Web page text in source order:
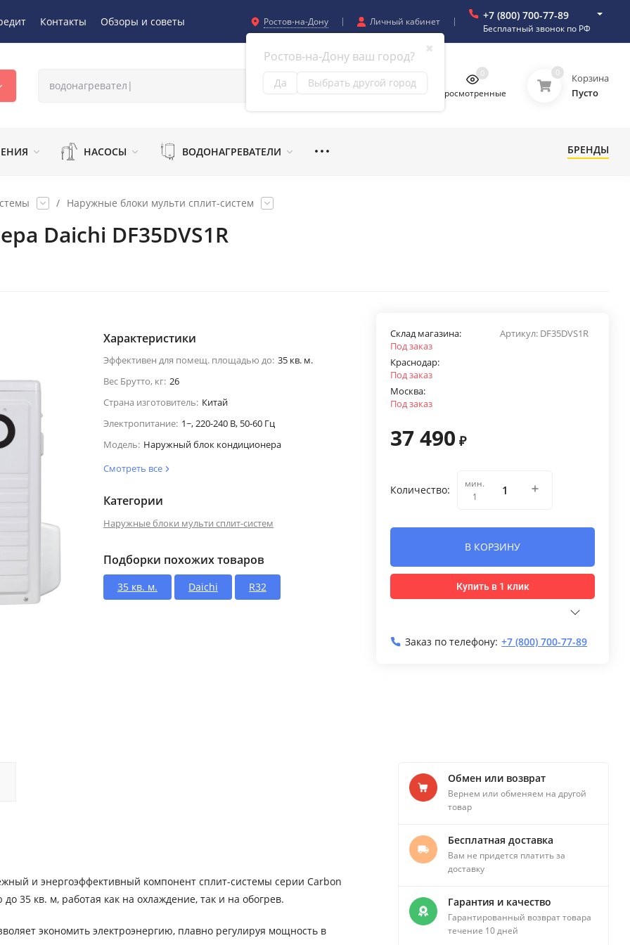
Контакты Обзоры и советы Ростов-на-Дону
✖
Ростов-на-Дону ваш город?
Да Выбрать другой город
Личный кабинет +7 (800) 700-77-89
Бесплатный звонок по РФ
Просмотренные
0 0
Корзина
Пусто
НАСОСЫ ВОДОНАГРЕВАТЕЛИ БРЕНДЫ
/ Наружные блоки мульти сплит-систем
Daichi DF35DVS1R
Характеристики
Эффективен для помещ. площадью до: 35 кв. м.
Вес Брутто, кг: 26
Страна изготовитель: Китай
Электропитание: 1~, 220-240 В, 50-60 Гц
Модель: Наружный блок кондиционера
Смотреть все
Категории
Наружные блоки мульти сплит-систем
Подборки похожих товаров
35 кв. м. Daichi R32
Артикул: DF35DVS1R
Склад магазина:
Под заказ
Краснодар:
Под заказ
Москва:
Под заказ
37 490 ₽
Количество:
мин.
1
В КОРЗИНУ
Купить в 1 клик
Заказ по телефону: +7 (800) 700-77-89
и энергоэффективный компонент сплит-системы серии Carbon
кв. м, работая как на охлаждение, так и на обогрев.
экономить электроэнергию, плавно регулируя мощность в
Обмен или возврат
Вернем или обменяем на другой
товар
Бесплатная доставка
Вам не придется платить за
доставку
Гарантия и качество
Гарантированный возврат товара
течение 10 дней